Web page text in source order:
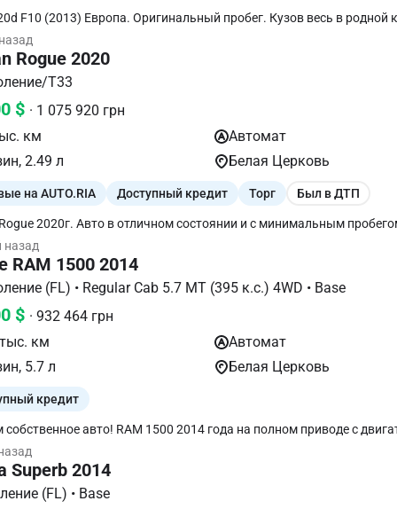
F10 (2013) Европа. Оригинальный пробег. Кузов весь в родной
хранение • Сервисная книжка Расход топлива (л/100км)
5.1 • смешанный 6.1 Безопасность Центральный замок •
(ABS) • Сигнализация • Система стабилизации (ESP) •
(ASR) • Датчик давления в шинах • Блокировка замков задних
двигателя с кнопки • Отделка руля кожей • Система «старт-
лобового стекла • Круиз-контроль • Выбор режима движения
• USB Фары Ксеноновые/Биксеноновые
Rogue 2020
T33
$ · 1 075 920 грн
км
Автомат
2.49 л
Белая Церковь
на AUTO.RIA Доступный кредит Торг Был в ДТП
2020г. Авто в отличном состоянии и с минимальным
повреждения. Отличный цвет, комплектации SL на
по телефону.
назад
RAM 1500 2014
III поколение (FL) • Regular Cab 5.7 MT (395 к.с.) 4WD • Base
$ · 932 464 грн
км
Автомат
5.7 л
Белая Церковь
кредит
авто! RAM 1500 2014 года на полном приводе с
установлено: передние и задние амортизаторы
торсен Eaton, диски XD series R22, увеличенная
BBK, нулевой фильтр K&N, выхлоп MagnaFlow, тормозные диски
силовая крышка багажника, ГБО! Обмен не интересует! Все
Superb 2014
II поколение (FL) • Base